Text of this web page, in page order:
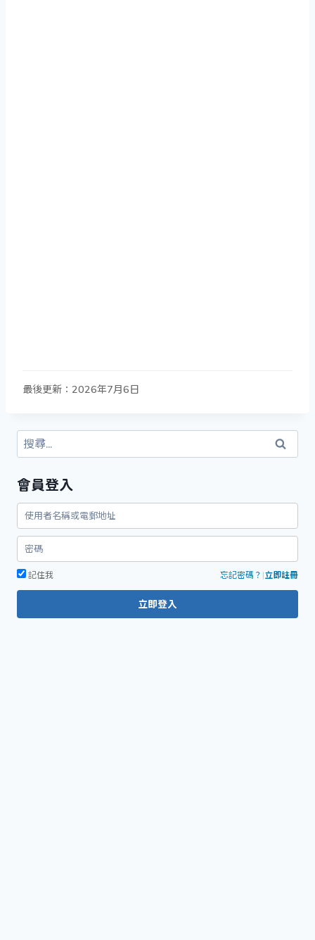
最後更新：2026年7月6日
搜
尋
鍵
字:
會員登入
記住我 忘記密碼？ |立即註冊
立即登入